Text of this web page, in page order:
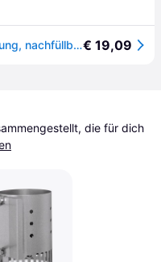
Weber Feuerzeug mit Kindersicherung, nachfüllbar€ 19,09
die für dich